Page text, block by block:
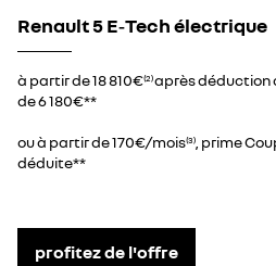
Renault 5 E‑Tech électrique
à partir de 18 810€(2)après déduction
de 6 180€**
ou à partir de 170€/mois(3) , prime
déduite**
profitez de l'offre